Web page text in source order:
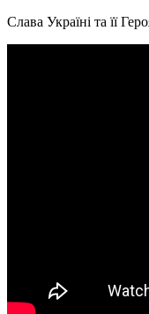
Слава Україні та її